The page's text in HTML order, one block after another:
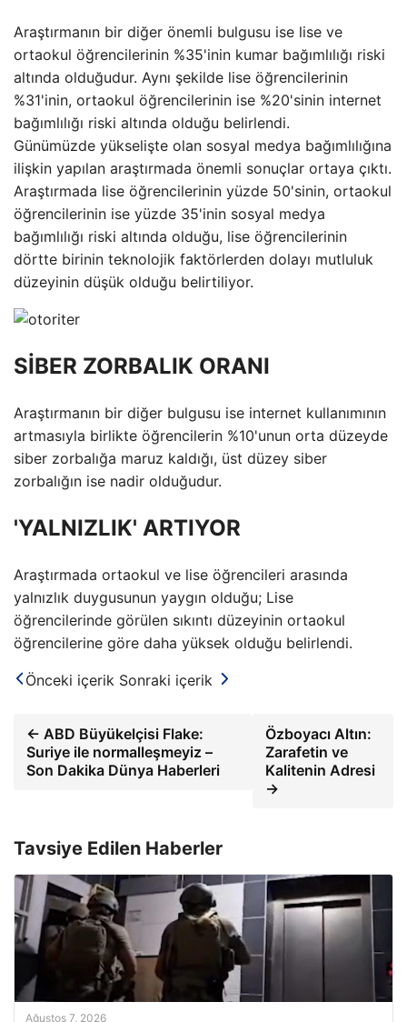
Araştırmanın bir diğer önemli bulgusu ise lise ve
ortaokul öğrencilerinin %35'inin kumar bağımlılığı riski
altında olduğudur. Aynı şekilde lise öğrencilerinin
%31'inin, ortaokul öğrencilerinin ise %20'sinin internet
bağımlılığı riski altında olduğu belirlendi.
Günümüzde yükselişte olan sosyal medya bağımlılığına
ilişkin yapılan araştırmada önemli sonuçlar ortaya çıktı.
Araştırmada lise öğrencilerinin yüzde 50'sinin, ortaokul
öğrencilerinin ise yüzde 35'inin sosyal medya
bağımlılığı riski altında olduğu, lise öğrencilerinin
dörtte birinin teknolojik faktörlerden dolayı mutluluk
düzeyinin düşük olduğu belirtiliyor.
SİBER ZORBALIK ORANI
Araştırmanın bir diğer bulgusu ise internet kullanımının
artmasıyla birlikte öğrencilerin %10'unun orta düzeyde
siber zorbalığa maruz kaldığı, üst düzey siber
zorbalığın ise nadir olduğudur.
'YALNIZLIK' ARTIYOR
Araştırmada ortaokul ve lise öğrencileri arasında
yalnızlık duygusunun yaygın olduğu; Lise
öğrencilerinde görülen sıkıntı düzeyinin ortaokul
öğrencilerine göre daha yüksek olduğu belirlendi.
Önceki içerik Sonraki içerik
← ABD Büyükelçisi Flake:
Suriye ile normalleşmeyiz –
Son Dakika Dünya Haberleri
Özboyacı Altın:
Zarafetin ve
Kalitenin Adresi
→
Tavsiye Edilen Haberler
Ağustos 7, 2026